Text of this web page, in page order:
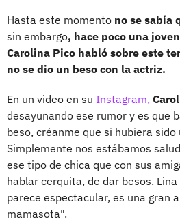
Hasta este momento no se sabía
sin embargo, hace poco una
Carolina Pico habló sobre este
no se dio un beso con la actriz.
En un video en su Instagram,
desayunando ese rumor y es que
beso, créanme que si hubiera
Simplemente nos estábamos
ese tipo de chica que con sus
hablar cerquita, de dar besos.
parece espectacular, es una gran
mamasota".